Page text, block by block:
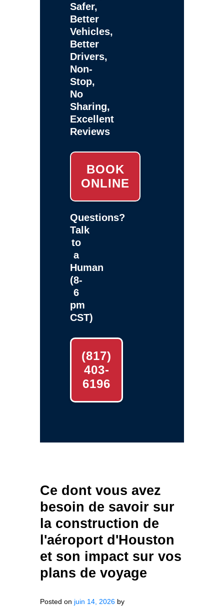
Safer,
Better
Vehicles,
Better
Drivers,
Non-
Stop,
No
Sharing,
Excellent
Reviews
BOOK
ONLINE
Questions?
Talk
to
a
Human
(8-
6
pm
CST)
(817)
403-
6196
Ce dont vous avez
besoin de savoir sur
la construction de
l'aéroport d'Houston
et son impact sur vos
plans de voyage
Posted on juin 14, 2026 by